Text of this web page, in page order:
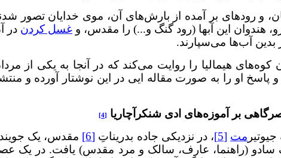
و رودهای بر آمده از بارش‌های آن، موی خدایان تصور
هندوان این آبها (رود گنگ و...) را مقدس، و غسل کردن در
بدین آب‌ها می‌سپارند.
هیمالیا را روایت می‌کند که در آنجا به یکی از
او را به صورت مقاله ایی در این نوشتار آورده و
بر آموزه‌های ادی شنکرآچاریا
[4]
مت [5] ، در نزدیکی جاده بدریناتِ [6]
مقدس، یک
سادو (راهنما، عارف، سالک و مرد مقدس) یافت. در یک